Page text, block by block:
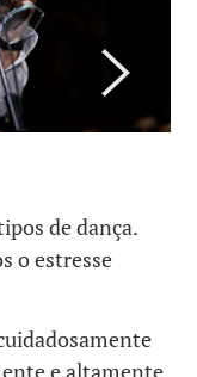
de dança.
o estresse